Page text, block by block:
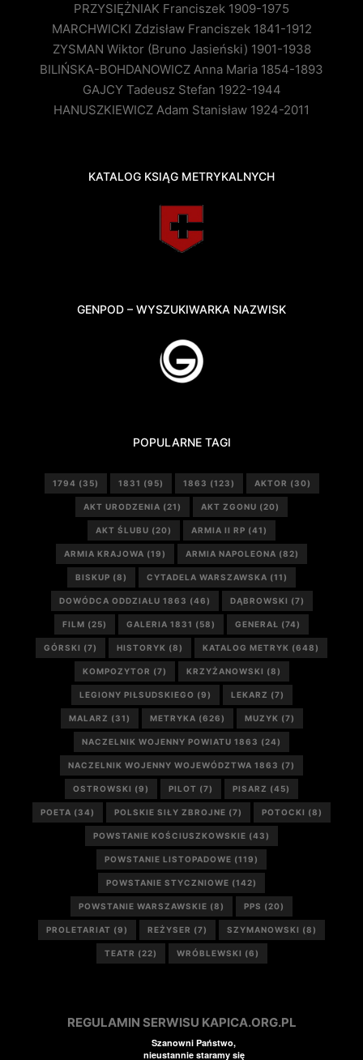
PRZYSIĘŻNIAK Franciszek 1909-1975
MARCHWICKI Zdzisław Franciszek 1841-1912
ZYSMAN Wiktor (Bruno Jasieński) 1901-1938
BILIŃSKA-BOHDANOWICZ Anna Maria 1854-1893
GAJCY Tadeusz Stefan 1922-1944
HANUSZKIEWICZ Adam Stanisław 1924-2011
KATALOG KSIĄG METRYKALNYCH
GENPOD – WYSZUKIWARKA NAZWISK
POPULARNE TAGI
1794 (35) 1831 (95) 1863 (123) AKTOR (30)
AKT URODZENIA (21) AKT ZGONU (20)
AKT ŚLUBU (20) ARMIA II RP (41)
ARMIA KRAJOWA (19) ARMIA NAPOLEONA (82)
BISKUP (8) CYTADELA WARSZAWSKA (11)
DOWÓDCA ODDZIAŁU 1863 (46) DĄBROWSKI (7)
FILM (25) GALERIA 1831 (58) GENERAŁ (74)
GÓRSKI (7) HISTORYK (8) KATALOG METRYK (648)
KOMPOZYTOR (7) KRZYŻANOWSKI (8)
LEGIONY PIŁSUDSKIEGO (9) LEKARZ (7)
MALARZ (31) METRYKA (626) MUZYK (7)
NACZELNIK WOJENNY POWIATU 1863 (24)
NACZELNIK WOJENNY WOJEWÓDZTWA 1863 (7)
OSTROWSKI (9) PILOT (7) PISARZ (45)
POETA (34) POLSKIE SIŁY ZBROJNE (7) POTOCKI (8)
POWSTANIE KOŚCIUSZKOWSKIE (43)
POWSTANIE LISTOPADOWE (119)
POWSTANIE STYCZNIOWE (142)
POWSTANIE WARSZAWSKIE (8) PPS (20)
PROLETARIAT (9) REŻYSER (7) SZYMANOWSKI (8)
TEATR (22) WRÓBLEWSKI (6)
REGULAMIN SERWISU KAPICA.ORG.PL
Szanowni Państwo,
nieustannie staramy się